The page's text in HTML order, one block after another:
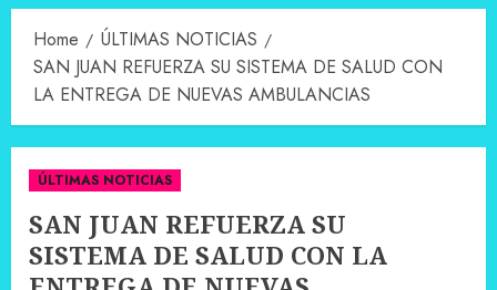
Home
ÚLTIMAS NOTICIAS
SAN JUAN REFUERZA SU SISTEMA DE SALUD CON
LA ENTREGA DE NUEVAS AMBULANCIAS
ÚLTIMAS NOTICIAS
SAN JUAN REFUERZA SU
SISTEMA DE SALUD CON LA